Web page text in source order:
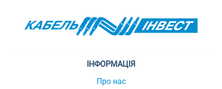
ІНФОРМАЦІЯ
Про нас